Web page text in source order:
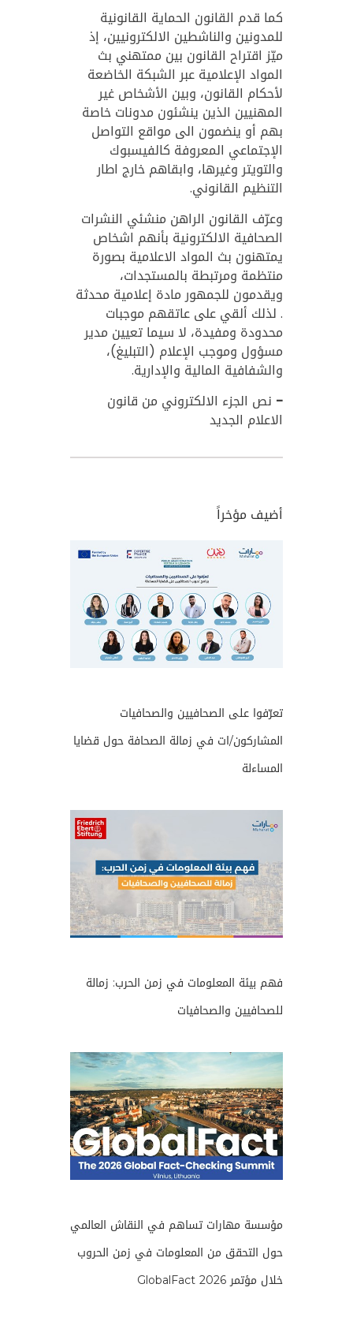
كما قدم القانون الحماية القانونية
للمدونين والناشطين الالكترونيين، إذ
ميّز اقتراح القانون بين ممتهني بث
المواد الإعلامية عبر الشبكة الخاضعة
لأحكام القانون، وبين الأشخاص غير
المهنيين الذين ينشئون مدونات خاصة
بهم أو ينضمون الى مواقع التواصل
الإجتماعي المعروفة كالفيسبوك
والتويتر وغيرها، وابقاهم خارج اطار
التنظيم القانوني.
وعرّف القانون الراهن منشئي النشرات
الصحافية الالكترونية بأنهم اشخاص
يمتهنون بث المواد الاعلامية بصورة
منتظمة ومرتبطة بالمستجدات،
ويقدمون للجمهور مادة إعلامية محدثة
. لذلك ألقي على عاتقهم موجبات
محدودة ومفيدة، لا سيما تعيين مدير
مسؤول وموجب الإعلام (التبليغ)،
والشفافية المالية والإدارية.
- نص الجزء الالكتروني من قانون
الاعلام الجديد
أضيف مؤخراً
تعرّفوا على الصحافيين والصحافيات
المشاركون/ات في زمالة الصحافة حول قضايا
المساءلة
فهم بيئة المعلومات في زمن الحرب: زمالة
للصحافيين والصحافيات
مؤسسة مهارات تساهم في النقاش العالمي
حول التحقق من المعلومات في زمن الحروب
خلال مؤتمر GlobalFact 2026